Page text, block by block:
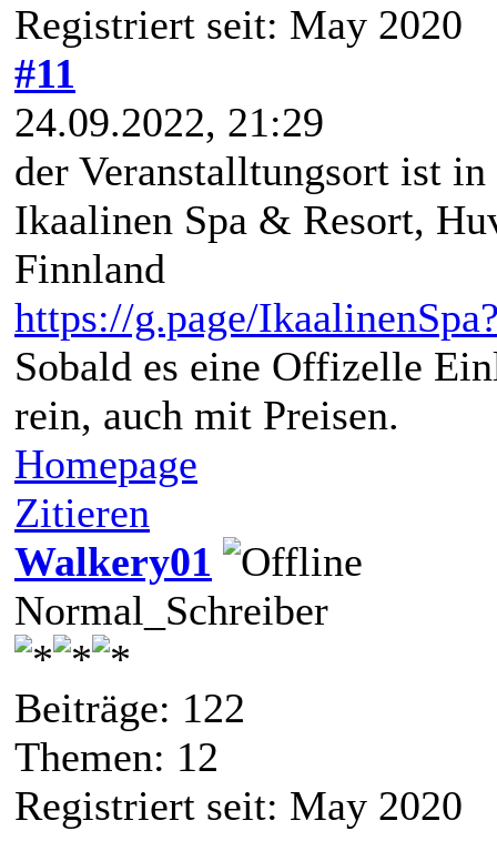
Registriert seit: May 2020
#11
24.09.2022, 21:29
der Veranstalltungsort ist
Ikaalinen Spa & Resort,
Finnland
https://g.page/
Sobald es eine Offizelle
rein, auch mit Preisen.
Homepage
Zitieren
Walkery01
Normal_Schreiber
Beiträge: 122
Themen: 12
Registriert seit: May 2020